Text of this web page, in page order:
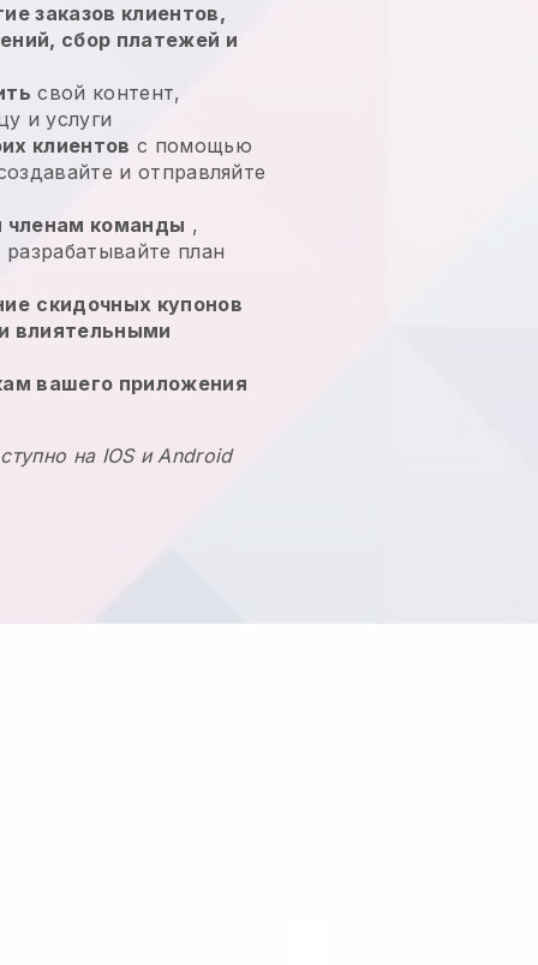
заказов клиентов,
сбор платежей и
свой контент,
и услуги
клиентов с помощью
и отправляйте
членам команды ,
план
скидочных купонов
влиятельными
вашего приложения
на IOS и Android